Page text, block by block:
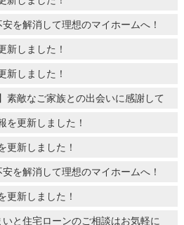
を解消して理想のマイホームへ！
新しました！
新しました！
素敵なご家族との出会いに感謝して
を更新しました！
更新しました！
を解消して理想のマイホームへ！
更新しました！
と住宅ローンのご相談はお気軽に